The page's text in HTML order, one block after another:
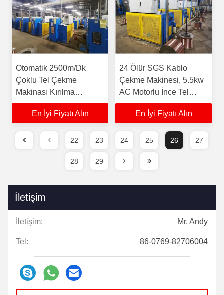
Otomatik 2500m/Dk
Çoklu Tel Çekme
Makinası Kırılma
Önleyici 24 Blok
En İyi Fiyatı Alın
24 Ölür SGS Kablo
Çekme Makinesi, 5.5kw
AC Motorlu İnce Tel
Çekme Makinesi
En İyi Fiyatı Alın
22 23 24 25 26 27
28 29
İletişim
İletişim: Mr. Andy
Tel: 86-0769-82706004